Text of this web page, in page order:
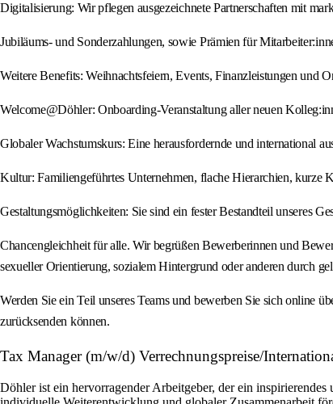
Digitalisierung: Wir pflegen ausgezeichnete Partnerschaften mit
Jubiläums- und Sonderzahlungen, sowie Prämien für
Weitere Benefits: Weihnachtsfeiern, Events, Finanzleistungen und
Welcome@Döhler: Onboarding-Veranstaltung aller neuen
Globaler Wachstumskurs: Eine herausfordernde und international
Kultur: Familiengeführtes Unternehmen, flache Hierarchien, kurze
Gestaltungsmöglichkeiten: Sie sind ein fester Bestandteil unseres
Chancengleichheit für alle. Wir begrüßen Bewerberinnen und
sexueller Orientierung, sozialem Hintergrund oder anderen durch
Werden Sie ein Teil unseres Teams und bewerben Sie sich online
zurücksenden können.
Tax Manager (m/w/d) Verrechnungspreise/
Döhler ist ein hervorragender Arbeitgeber, der ein